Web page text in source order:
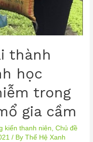
thành
học
trong
gia cầm
kiến thanh niên,Chủ đề
/ ByThế Hệ Xanh